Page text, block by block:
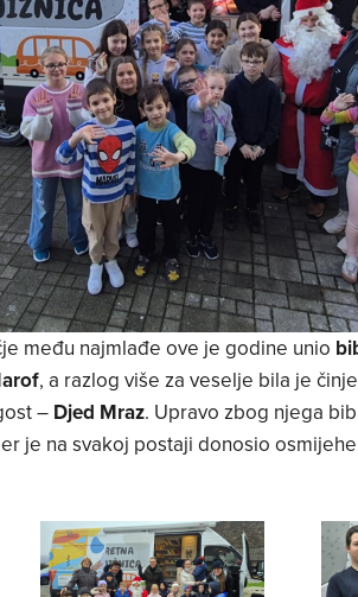
među najmlađe ove je godine unio
, a razlog više za veselje bila je
– Djed Mraz. Upravo zbog njega
je na svakoj postaji donosio